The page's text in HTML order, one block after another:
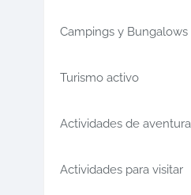
Campings y Bungalows
Turismo activo
Actividades de aventura
Actividades para visitar